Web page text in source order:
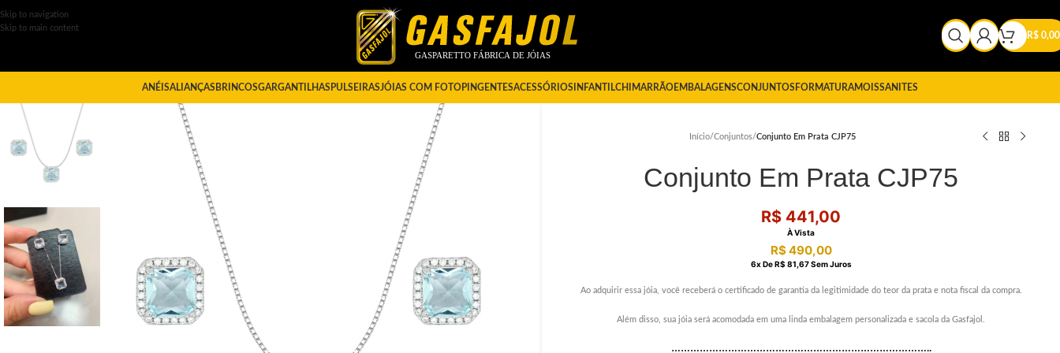
Skip to navigation
Skip to main content
R$ 0,00
ANÉISALIANÇAS BRINCOSGARGANTILHAS PULSEIRASJÓIAS COM FOTOPINGENTESACESSÓRIOS INFANTILCHIMARRÃOEMBALAGENSCONJUNTOS FORMATURAMOISSANITES
Início/Conjuntos/Conjunto Em Prata CJP75
Conjunto Em Prata CJP75
R$ 441,00
À Vista
R$490,00
6X DeR$ 81,67Sem Juros
Ao adquirir essa jóia, você receberá o certificado de garantia da legitimidade do teor da prata e nota fiscal da compra.
Além disso, sua jóia será acomodada em uma linda embalagem personalizada e sacola da Gasfajol.
………………………………………………………………………..